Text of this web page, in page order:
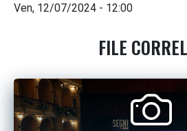
Ven, 12/07/2024 - 12:00
FILE